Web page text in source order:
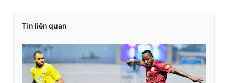
Tin liên quan